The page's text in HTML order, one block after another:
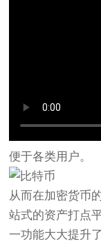
便于各类用户。
从而在加密货币
站式的资产打点
一功能大大提升